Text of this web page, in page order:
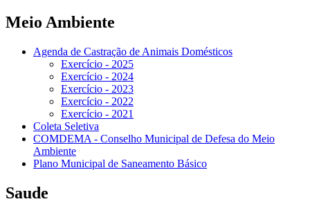
Meio Ambiente
Agenda de Castração de Animais Domésticos
Exercício - 2025
Exercício - 2024
Exercício - 2023
Exercício - 2022
Exercício - 2021
Coleta Seletiva
COMDEMA - Conselho Municipal de Defesa do Meio
Ambiente
Plano Municipal de Saneamento Básico
Saude